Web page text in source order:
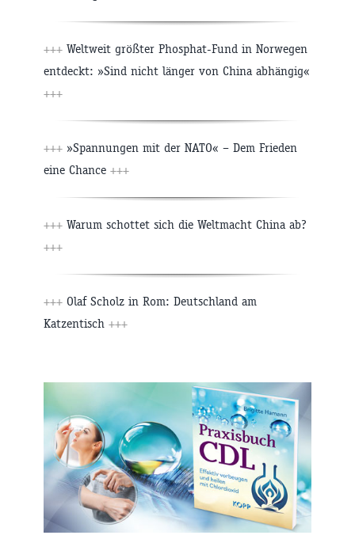
+++ Weltweit größter Phosphat-Fund in Norwegen
entdeckt: »Sind nicht länger von China abhängig«
+++
+++ »Spannungen mit der NATO« – Dem Frieden
eine Chance +++
+++ Warum schottet sich die Weltmacht China ab?
+++
+++ Olaf Scholz in Rom: Deutschland am
Katzentisch +++